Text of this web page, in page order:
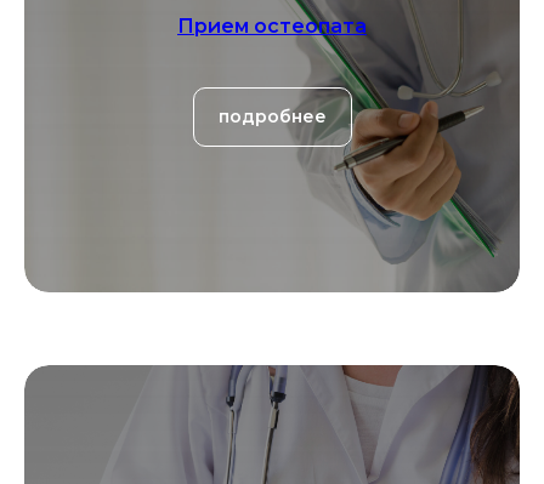
Прием остеопата
подробнее